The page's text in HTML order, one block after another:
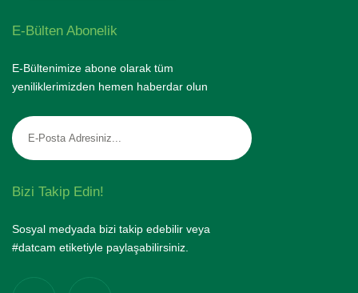
E-Bülten Abonelik
E-Bültenimize abone olarak tüm
yeniliklerimizden hemen haberdar olun
Bizi Takip Edin!
Sosyal medyada bizi takip edebilir veya
#datcam etiketiyle paylaşabilirsiniz.